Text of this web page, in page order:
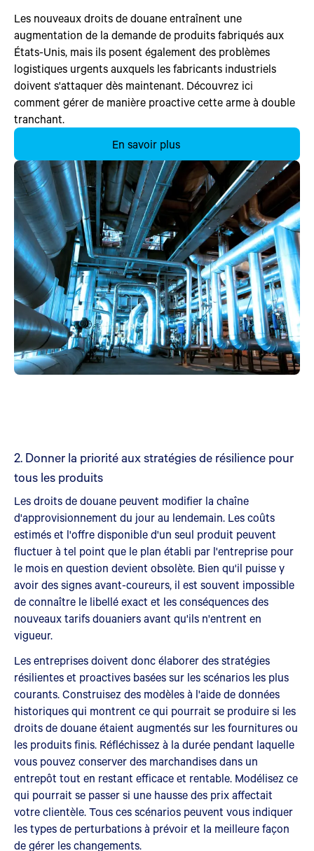
Les nouveaux droits de douane entraînent une
augmentation de la demande de produits fabriqués aux
États-Unis, mais ils posent également des problèmes
logistiques urgents auxquels les fabricants industriels
doivent s'attaquer dès maintenant. Découvrez ici
comment gérer de manière proactive cette arme à double
tranchant.
En savoir plus
2. Donner la priorité aux stratégies de résilience pour
tous les produits
Les droits de douane peuvent modifier la chaîne
d'approvisionnement du jour au lendemain. Les coûts
estimés et l'offre disponible d'un seul produit peuvent
fluctuer à tel point que le plan établi par l'entreprise pour
le mois en question devient obsolète. Bien qu'il puisse y
avoir des signes avant-coureurs, il est souvent impossible
de connaître le libellé exact et les conséquences des
nouveaux tarifs douaniers avant qu'ils n'entrent en
vigueur.
Les entreprises doivent donc élaborer des stratégies
résilientes et proactives basées sur les scénarios les plus
courants. Construisez des modèles à l'aide de données
historiques qui montrent ce qui pourrait se produire si les
droits de douane étaient augmentés sur les fournitures ou
les produits finis. Réfléchissez à la durée pendant laquelle
vous pouvez conserver des marchandises dans un
entrepôt tout en restant efficace et rentable. Modélisez ce
qui pourrait se passer si une hausse des prix affectait
votre clientèle. Tous ces scénarios peuvent vous indiquer
les types de perturbations à prévoir et la meilleure façon
de gérer les changements.